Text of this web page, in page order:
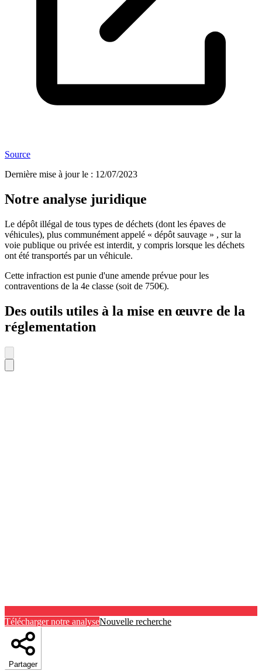
Source
Dernière mise à jour le : 12/07/2023
Notre analyse juridique
Le dépôt illégal de tous types de déchets (dont les épaves de
véhicules), plus communément appelé « dépôt sauvage » , sur la
voie publique ou privée est interdit, y compris lorsque les déchets
ont été transportés par un véhicule.
Cette infraction est punie d'une amende prévue pour les
contraventions de la 4e classe (soit de 750€).
Des outils utiles à la mise en œuvre de la
réglementation
Télécharger notre analyseNouvelle recherche
Partager